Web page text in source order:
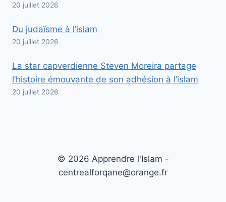
20 juillet 2026
Du judaïsme à l’islam
20 juillet 2026
La star capverdienne Steven Moreira partage
l’histoire émouvante de son adhésion à l’islam
20 juillet 2026
© 2026 Apprendre l'Islam -
centrealforqane@orange.fr